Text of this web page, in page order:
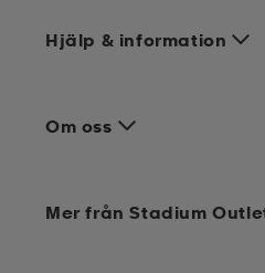
Hjälp & information
Om oss
Mer från Stadium